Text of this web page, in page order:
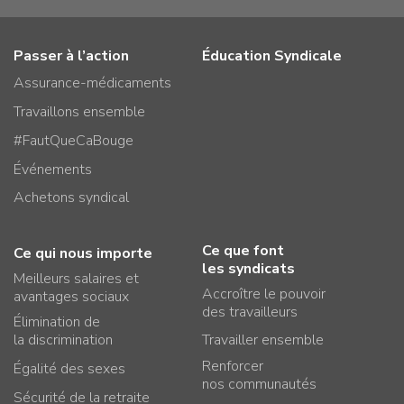
Passer à l’action
Assurance-médicaments
Travaillons ensemble
#FautQueCaBouge
Événements
Achetons syndical
Éducation Syndicale
Ce qui nous importe
Meilleurs salaires et
avantages sociaux
Élimination de
la discrimination
Égalité des sexes
Sécurité de la retraite
Ce que font
les syndicats
Accroître le pouvoir
des travailleurs
Travailler ensemble
Renforcer
nos communautés